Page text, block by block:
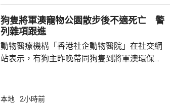
471人，按年少逾420人。
狗隻將軍澳寵物公園散步後不適死亡 警
列雜項跟進
動物醫療機構「香港社企動物醫院」在社交網
站表示，有狗主昨晚帶同狗隻到將軍澳環保大
亡，狗主事後聯絡交由漁護署化驗。 警方表
本地 2小時前